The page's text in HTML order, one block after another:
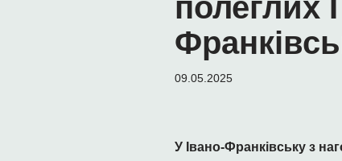
полеглих
09.05.2025
У Івано-Франківську з